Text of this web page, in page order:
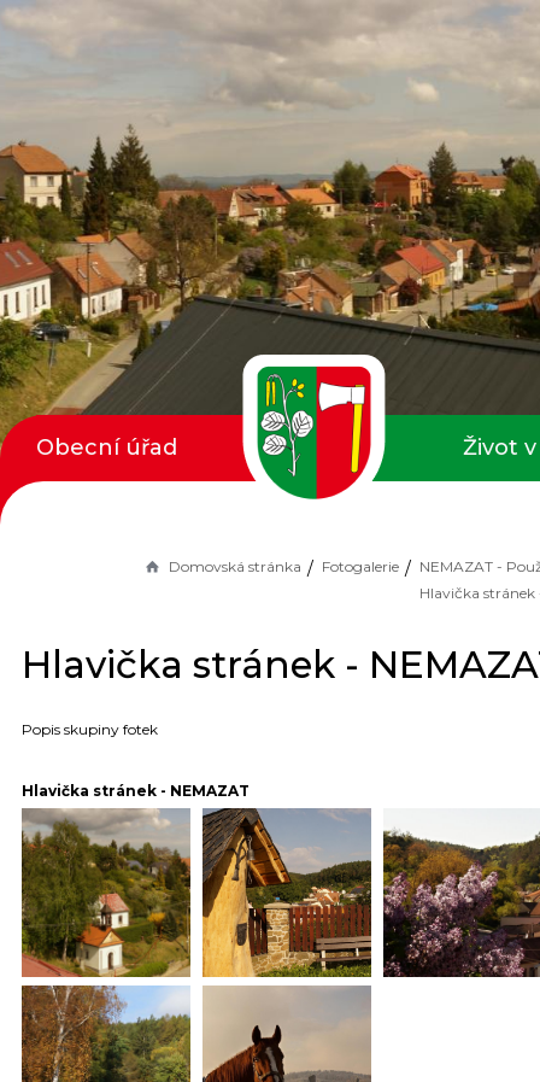
Domovská stránka Fotogalerie
Hlavička stránek -
Popis skupiny fotek
Hlavička stránek - NEMAZAT
Obecní úřad Život